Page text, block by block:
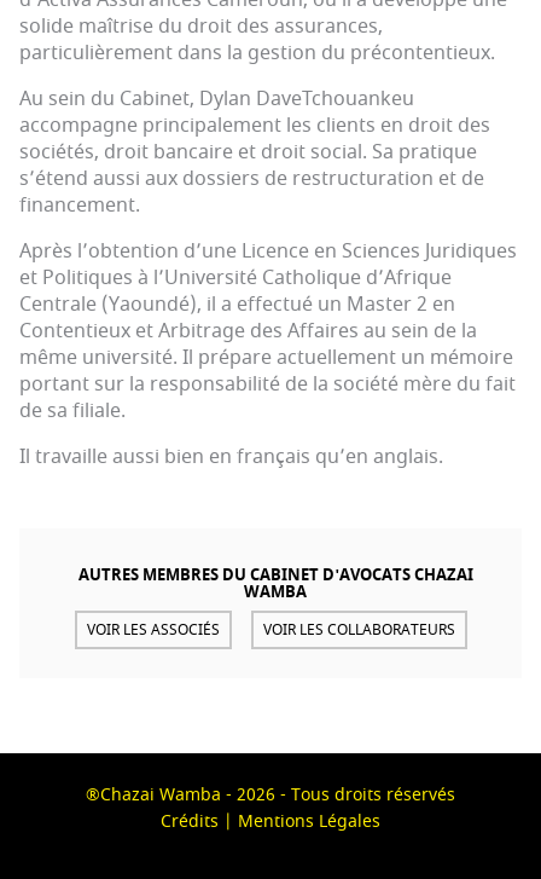
solide maîtrise du droit des assurances,
particulièrement dans la gestion du précontentieux.
Au sein du Cabinet, Dylan DaveTchouankeu
accompagne principalement les clients en droit des
sociétés, droit bancaire et droit social. Sa pratique
s’étend aussi aux dossiers de restructuration et de
financement.
Après l’obtention d’une Licence en Sciences Juridiques
et Politiques à l’Université Catholique d’Afrique
Centrale (Yaoundé), il a effectué un Master 2 en
Contentieux et Arbitrage des Affaires au sein de la
même université. Il prépare actuellement un mémoire
portant sur la responsabilité de la société mère du fait
de sa filiale.
Il travaille aussi bien en français qu’en anglais.
AUTRES MEMBRES DU CABINET D'AVOCATS CHAZAI
WAMBA
VOIR LES ASSOCIÉS VOIR LES COLLABORATEURS
®Chazai Wamba - 2026 - Tous droits réservés
Crédits | Mentions Légales